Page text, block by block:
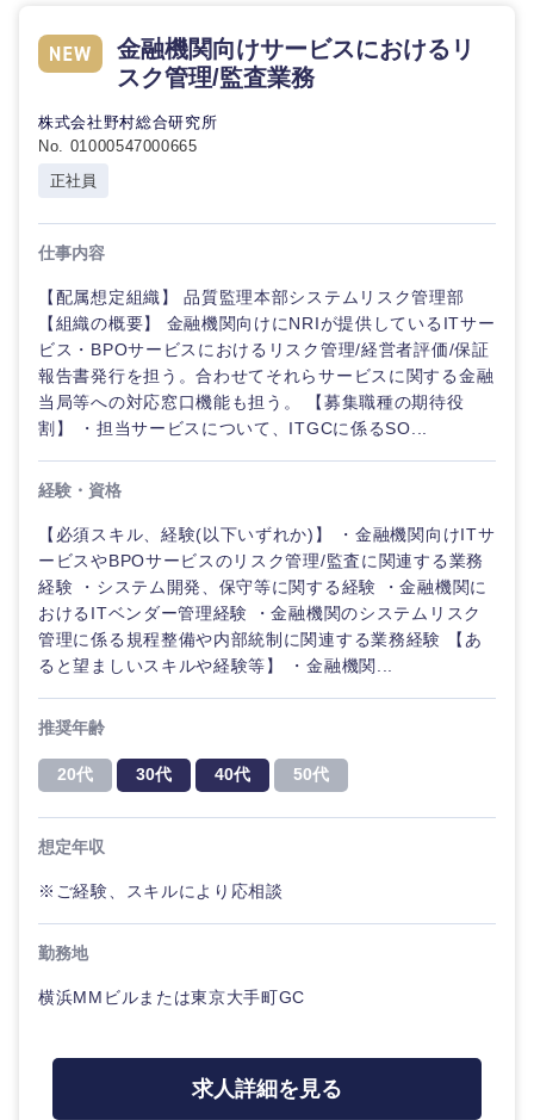
コ
ン
ル
タ
ン
ト
技術職
（IT）、
Webサー
ビス・制
作、ゲー
ム
技術職
（モノづ
金融専門
職
メディカ
ル
不動産専
門職
建設・施
工管理
事務職
その他
技術職（IT）、Webサービス・制作、ゲーム
金融専門職
メディカル
不動産専門職
建設・施工管理
事務職
その他
倉庫・運輸・物流
小売・通販・外食
WEBサービス
コンサル・シンクタンク
広告・宣伝・印刷
エンターテイメント
法律・特許事務所・監査法人
サービス
関東地方
神奈川県
転勤なし 海外勤務あり
フルリモート
金融機関向けサービスにおけるリ
スク管理/監査業務
株式会社野村総合研究所
No. 01000547000665
正社員
仕事内容
【配属想定組織】 品質監理本部システムリスク管理部
【組織の概要】 金融機関向けにNRIが提供しているITサー
ビス・BPOサービスにおけるリスク管理/経営者評価/保証
報告書発行を担う。合わせてそれらサービスに関する金融
当局等への対応窓口機能も担う。 【募集職種の期待役
割】 ・担当サービスについて、ITGCに係るSO...
経験・資格
【必須スキル、経験(以下いずれか)】 ・金融機関向けITサ
ービスやBPOサービスのリスク管理/監査に関連する業務
経験 ・システム開発、保守等に関する経験 ・金融機関に
おけるITベンダー管理経験 ・金融機関のシステムリスク
管理に係る規程整備や内部統制に関連する業務経験 【あ
ると望ましいスキルや経験等】 ・金融機関...
推奨年齢
20代 30代 40代 50代
想定年収
※ご経験、スキルにより応相談
勤務地
横浜MMビルまたは東京大手町GC
求人詳細を見る